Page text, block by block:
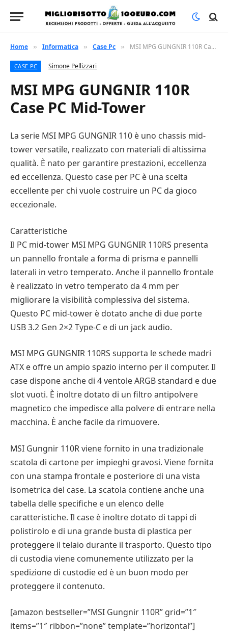
Home » Informatica » Case Pc » MSI MPG GUNGNIR 110R Case PC Mid-Tower
CASE PC Simone Pellizzari
MSI MPG GUNGNIR 110R
Case PC Mid-Tower
La serie MSI MPG GUNGNIR 110 è uno chassis mid-
tower versatile, realizzato con materiali di altissima
qualità. È nato per garantire prestazioni, eccellenza
ed eccellenza. Questo case per PC è una scelta
eccellente per chi vuole costruire un PC da gioco
eccezionale.
Caratteristiche
Il PC mid-tower MSI MPG GUNGNIR 110RS presenta
un pannello frontale a forma di prisma e pannelli
laterali in vetro temperato. Anche il pannello frontale
è realizzato in vetro temperato da 4 mm per
migliorare la visibilità complessiva del sistema.
Questo PC mid-tower è dotato anche di due porte
USB 3.2 Gen 2×2 Type-C e di un jack audio.
MSI MPG GUNGNIR 110RS supporta le schede madri
ATX e offre un ampio spazio interno per il computer. Il
case dispone anche di 4 ventole ARGB standard e due
slot vuoti. È inoltre dotato di un filtro antipolvere
magnetico che impedisce alla polvere di entrare nella
macchina. È anche facile da rimuovere.
MSI Gungnir 110R viene fornito in una tradizionale
scatola di cartone per impieghi gravosi. Viene fornita
con una stampa frontale e posteriore di una vista
isometrica del case. La scatola contiene anche una
tabella delle specifiche e un elenco delle
caratteristiche. Il case è inoltre dotato di tappi di
polistirolo e di una grande busta di plastica per
proteggere il telaio durante il trasporto. Questo tipo
di custodia viene comunemente utilizzato per la
spedizione di custodie ed è un buon modo per
proteggere il contenuto.
[amazon bestseller=”MSI Gungnir 110R” grid=”1″
items=”1″ ribbon=”none” template=”horizontal”]